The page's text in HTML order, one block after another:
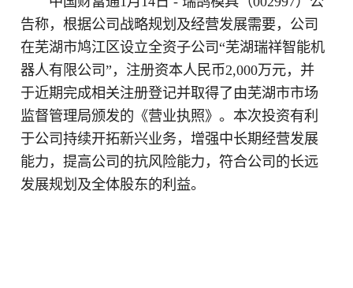
告称，根据公司战略规划及经营发展需要，公司
在芜湖市鸠江区设立全资子公司“芜湖瑞祥智能机
器人有限公司”，注册资本人民币2,000万元，并
于近期完成相关注册登记并取得了由芜湖市市场
监督管理局颁发的《营业执照》。本次投资有利
于公司持续开拓新兴业务，增强中长期经营发展
能力，提高公司的抗风险能力，符合公司的长远
发展规划及全体股东的利益。